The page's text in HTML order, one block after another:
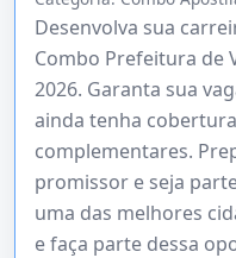
Desenvolva sua
Combo Prefeitura de
2026. Garanta sua
ainda tenha
complementares.
promissor e seja
uma das melhores
e faça parte dessa